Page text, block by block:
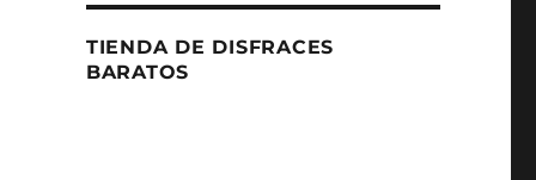
TIENDA DE DISFRACES
BARATOS